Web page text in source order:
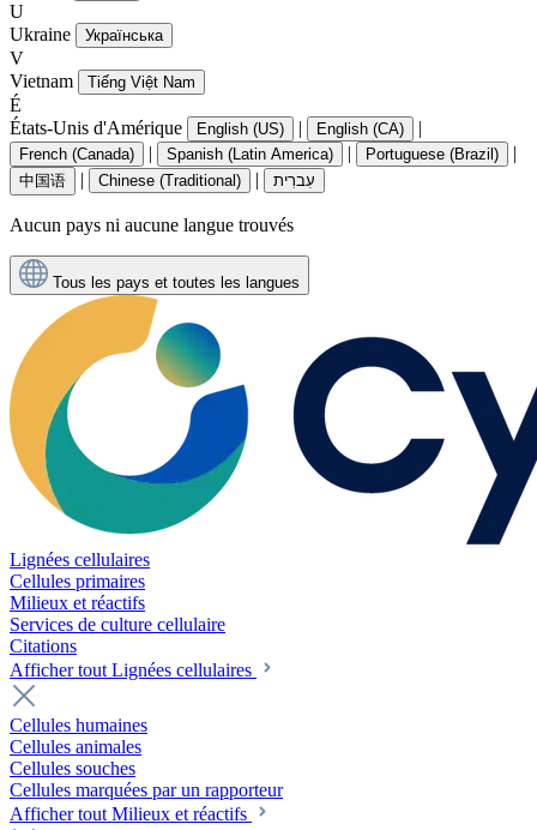
U
Ukraine
Українська
V
Vietnam
Tiếng Việt Nam
É
États-Unis d'Amérique
English (US) | English (CA) |
French (Canada) | Spanish (Latin America) | Portuguese (Brazil) |
中国语 | Chinese (Traditional) | עִברִית
Aucun pays ni aucune langue trouvés
Tous les pays et toutes les langues
Lignées cellulaires
Cellules primaires
Milieux et réactifs
Services de culture cellulaire
Citations
Afficher tout Lignées cellulaires
Cellules humaines
Cellules animales
Cellules souches
Cellules marquées par un rapporteur
Afficher tout Milieux et réactifs